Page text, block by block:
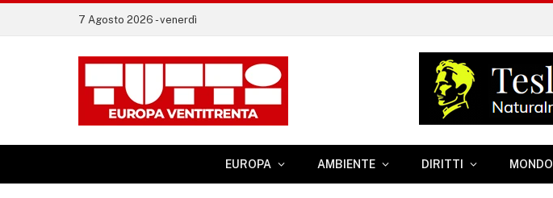
7 Agosto 2026 - venerdì
EUROPA AMBIENTE DIRITTI MONDO